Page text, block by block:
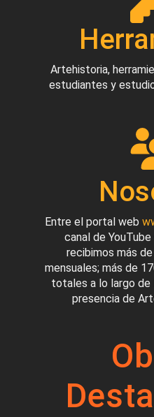
Artehistoria,
estudiantes y
Entre el portal web
canal de YouTube
recibimos más
mensuales; más de
totales a lo largo de
presencia de